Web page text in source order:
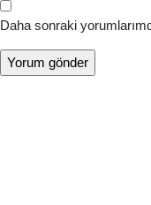
Daha sonraki